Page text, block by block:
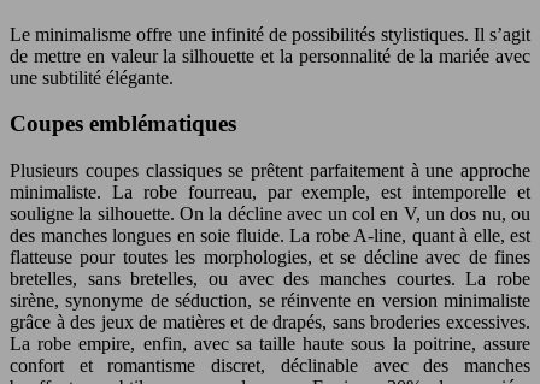
Le minimalisme offre une infinité de possibilités stylistiques. Il s’agit
de mettre en valeur la silhouette et la personnalité de la mariée avec
une subtilité élégante.
Coupes emblématiques
Plusieurs coupes classiques se prêtent parfaitement à une approche
minimaliste. La robe fourreau, par exemple, est intemporelle et
souligne la silhouette. On la décline avec un col en V, un dos nu, ou
des manches longues en soie fluide. La robe A-line, quant à elle, est
flatteuse pour toutes les morphologies, et se décline avec de fines
bretelles, sans bretelles, ou avec des manches courtes. La robe
sirène, synonyme de séduction, se réinvente en version minimaliste
grâce à des jeux de matières et de drapés, sans broderies excessives.
La robe empire, enfin, avec sa taille haute sous la poitrine, assure
confort et romantisme discret, déclinable avec des manches